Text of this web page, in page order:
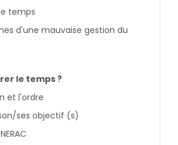
temps
d'une mauvaise gestion du
le temps ?
et l'ordre
ses objectif (s)